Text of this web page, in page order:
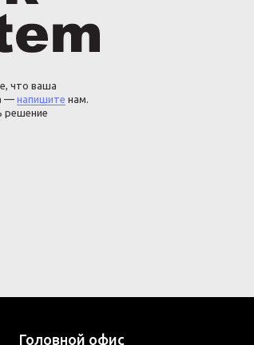
что ваша
— напишите нам.
решение
Головной офис